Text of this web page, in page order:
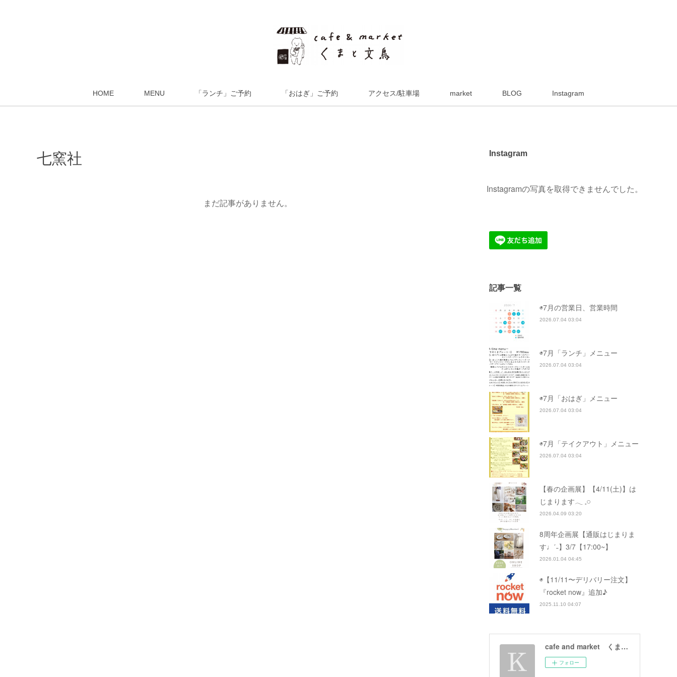
HOME MENU 「ランチ」ご予約 「おはぎ」ご予約 アクセス/駐車場 market BLOG Instagram
七窯社
まだ記事がありません。
Instagram
Instagramの写真を取得できませんでした。
記事一覧
◉7月の営業日、営業時間
2026.07.04 03:04
◉7月「ランチ」メニュー
2026.07.04 03:04
◉7月「おはぎ」メニュー
2026.07.04 03:04
◉7月「テイクアウト」メニュー
2026.07.04 03:04
【春の企画展】【4/11(土)】は
じまります𓂃 𓈒𓏸
2026.04.09 03:20
8周年企画展【通販はじまりま
す♩ˊ˗】3/7【17:00~】
2026.01.04 04:45
◉【11/11〜デリバリー注文】
『rocket now』追加♪
2025.11.10 04:07
cafe and market くまと文鳥
フォロー